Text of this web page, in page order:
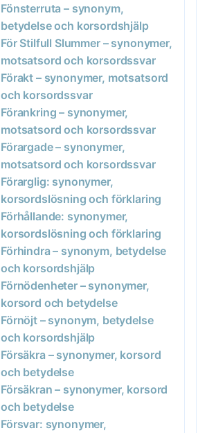
Fönsterruta – synonym,
betydelse och korsordshjälp
För Stilfull Slummer – synonymer,
motsatsord och korsordssvar
Förakt – synonymer, motsatsord
och korsordssvar
Förankring – synonymer,
motsatsord och korsordssvar
Förargade – synonymer,
motsatsord och korsordssvar
Förarglig: synonymer,
korsordslösning och förklaring
Förhållande: synonymer,
korsordslösning och förklaring
Förhindra – synonym, betydelse
och korsordshjälp
Förnödenheter – synonymer,
korsord och betydelse
Förnöjt – synonym, betydelse
och korsordshjälp
Försäkra – synonymer, korsord
och betydelse
Försäkran – synonymer, korsord
och betydelse
Försvar: synonymer,